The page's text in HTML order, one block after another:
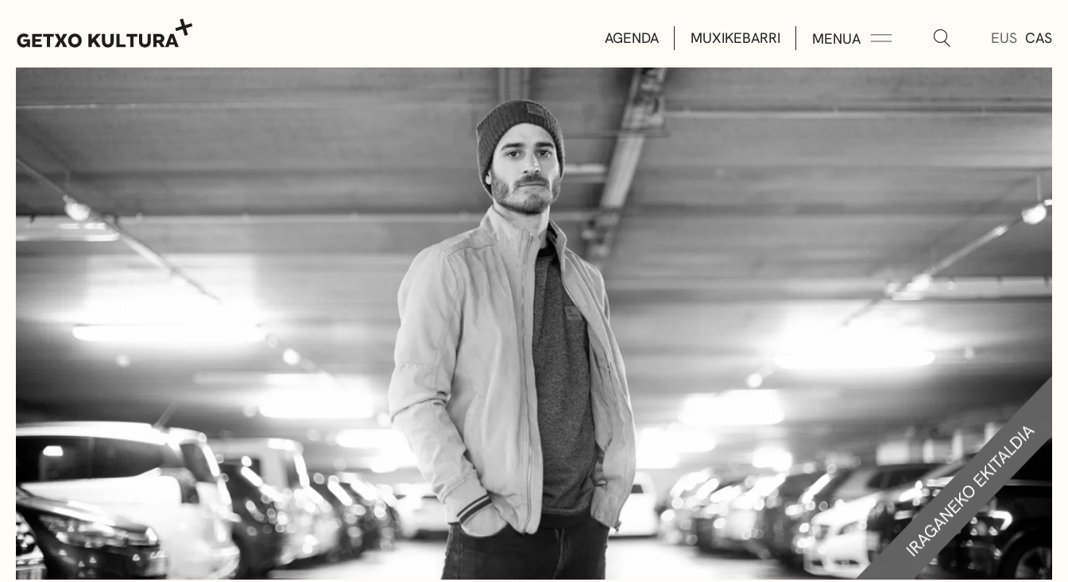
AGENDA MUXIKEBARRI MENUA EUS CAS
AGENDA
MUXIKEBARRI
KONTAKTUA
SARRERAK
KULTUR ETXEAK
LIBURUTEGIAK
MUSIKA ESKOLA
DEIALDIAK
BERRIAK
GETXO KULTURA
KULTUR ELKARTEAK